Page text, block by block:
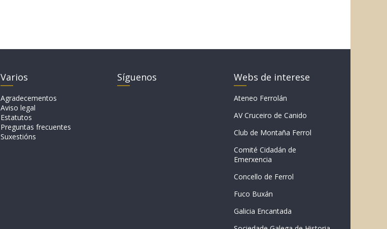
Varios
Agradecementos
Aviso legal
Estatutos
Preguntas frecuentes
Suxestións
Síguenos Webs de interese
Ateneo Ferrolán
AV Cruceiro de Canido
Club de Montaña Ferrol
Comité Cidadán de
Emerxencia
Concello de Ferrol
Fuco Buxán
Galicia Encantada